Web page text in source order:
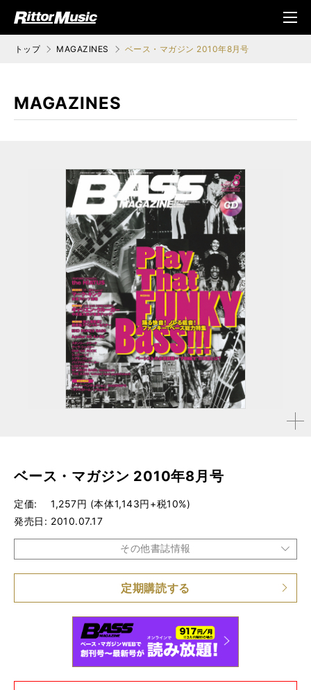
ジック (Rittor Musi
メニ
ュ
トップ MAGAZINES ベース・マガジン 2010年8月号
MAGAZINES
拡大す
ベース・マガジン 2010年8月号
定価
1,257円 (本体1,143円+税10%)
発売日
2010.07.17
その他書誌情報
A4変形判 / 160ページ / CD付き
定期購読する